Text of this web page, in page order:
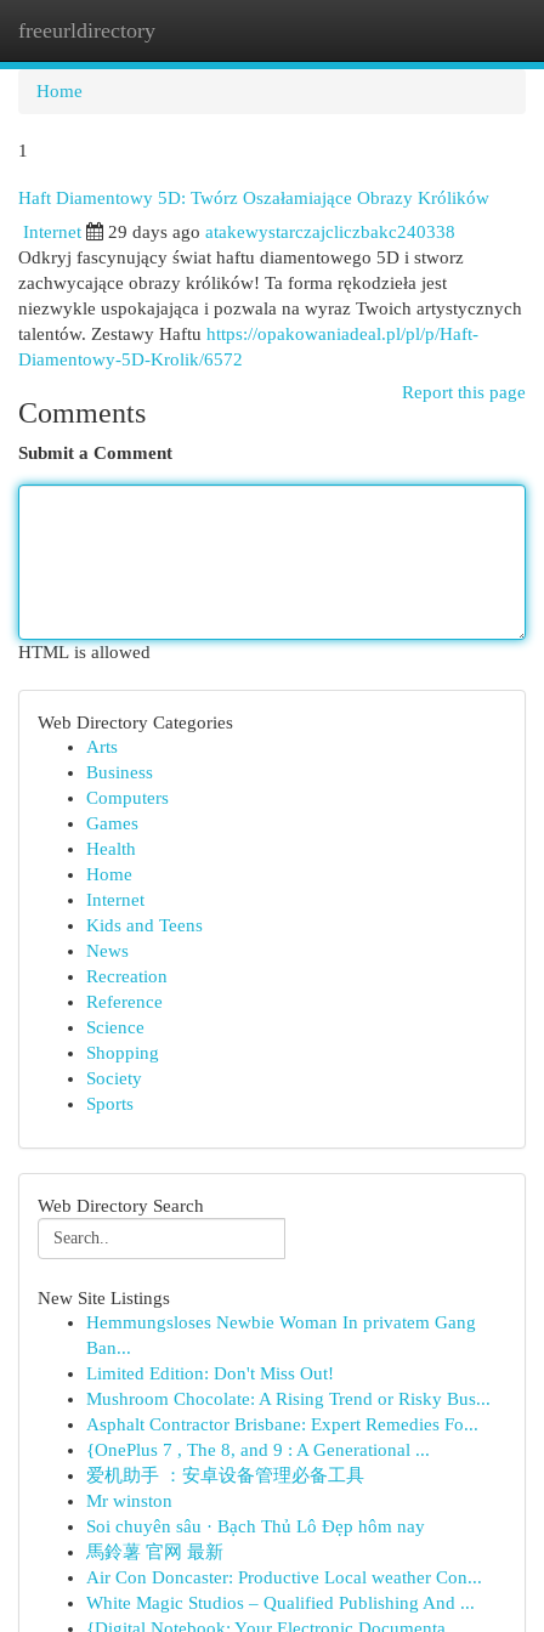
freeurldirectory
Home
1
Haft Diamentowy 5D: Twórz Oszałamiające Obrazy Królików
Internet 29 days ago atakewystarczajcliczbakc240338
Odkryj fascynujący świat haftu diamentowego 5D i stworz
zachwycające obrazy królików! Ta forma rękodzieła jest
niezwykle uspokajająca i pozwala na wyraz Twoich artystycznych
talentów. Zestawy Haftu https://opakowaniadeal.pl/pl/p/Haft-
Diamentowy-5D-Krolik/6572
Report this page
Comments
Submit a Comment
HTML is allowed
Web Directory Categories
Arts
Business
Computers
Games
Health
Home
Internet
Kids and Teens
News
Recreation
Reference
Science
Shopping
Society
Sports
Web Directory Search
New Site Listings
Hemmungsloses Newbie Woman In privatem Gang
Ban...
Limited Edition: Don't Miss Out!
Mushroom Chocolate: A Rising Trend or Risky Bus...
Asphalt Contractor Brisbane: Expert Remedies Fo...
{OnePlus 7 , The 8, and 9 : A Generational ...
爱机助手 ：安卓设备管理必备工具
Mr winston
Soi chuyên sâu · Bạch Thủ Lô Đẹp hôm nay
馬鈴薯 官网 最新
Air Con Doncaster: Productive Local weather Con...
White Magic Studios – Qualified Publishing And ...